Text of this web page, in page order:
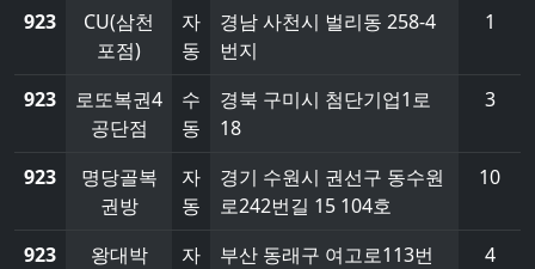
923
CU(삼천
포점)
자
동
경남 사천시 벌리동 258-4
번지
1
923
로또복권4
공단점
수
동
경북 구미시 첨단기업1로
18
3
923
명당골복
권방
자
동
경기 수원시 권선구 동수원
로242번길 15 104호
10
923 왕대박
자
부산 동래구 여고로113번
4